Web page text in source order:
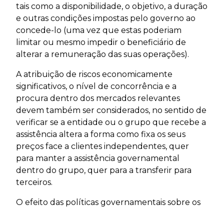
tais como a disponibilidade, o objetivo, a duração
e outras condições impostas pelo governo ao
concede-lo (uma vez que estas poderiam
limitar ou mesmo impedir o beneficiário de
alterar a remuneração das suas operações).
A atribuição de riscos economicamente
significativos, o nível de concorrência e a
procura dentro dos mercados relevantes
devem também ser considerados, no sentido de
verificar se a entidade ou o grupo que recebe a
assistência altera a forma como fixa os seus
preços face a clientes independentes, quer
para manter a assistência governamental
dentro do grupo, quer para a transferir para
terceiros.
O efeito das políticas governamentais sobre os